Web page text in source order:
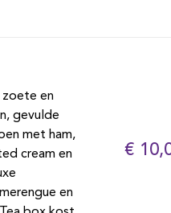
zoete en
gevulde
met ham,
cream en
en
€